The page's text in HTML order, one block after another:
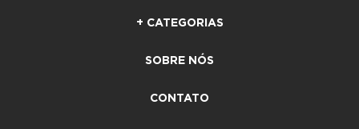
+ CATEGORIAS
SOBRE NÓS
CONTATO